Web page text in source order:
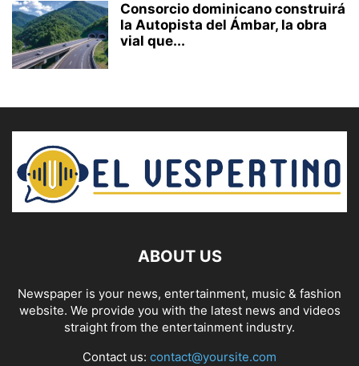
Consorcio dominicano construirá
la Autopista del Ámbar, la obra
vial que...
ABOUT US
Newspaper is your news, entertainment, music & fashion
website. We provide you with the latest news and videos
straight from the entertainment industry.
Contact us: contact@yoursite.com